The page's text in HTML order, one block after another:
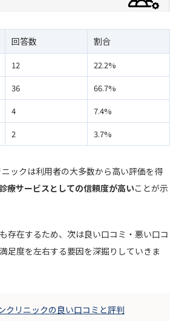
回答数 割合
12
22.2%
36
66.7%
4
7.4%
2 3.7%
ックは利用者の大多数から高い評価を得
療サービスとしての信頼度が高いことが示
も存在するため、次は良い口コミ・悪い口コ
足度を左右する要因を深掘りしていきま
クリニックの良い口コミと評判